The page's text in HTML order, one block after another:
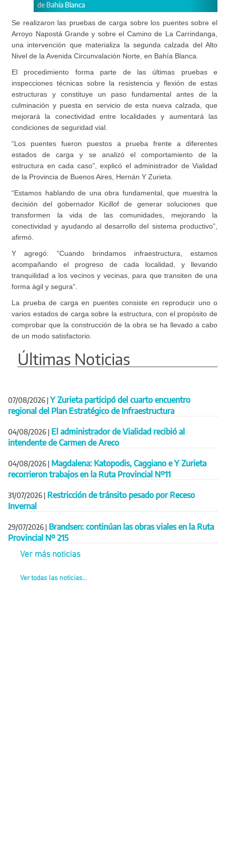
Se realizaron las pruebas de carga sobre los puentes sobre el
Arroyo Napostá Grande y sobre el Camino de La Carrindanga,
una intervención que materializa la segunda calzada del Alto
Nivel de la Avenida Circunvalación Norte, en Bahía Blanca.
El procedimiento forma parte de las últimas pruebas e
inspecciones técnicas sobre la resistencia y flexión de estas
estructuras y constituye un paso fundamental antes de la
culminación y puesta en servicio de esta nueva calzada, que
mejorará la conectividad entre localidades y aumentará las
condiciones de seguridad vial.
“Los puentes fueron puestos a prueba frente a diferentes
estados de carga y se analizó el comportamiento de la
estructura en cada caso”, explicó el administrador de Vialidad
de la Provincia de Buenos Aires, Hernán Y Zurieta.
“Estamos hablando de una obra fundamental, que muestra la
decisión del gobernador Kicillof de generar soluciones que
transformen la vida de las comunidades, mejorando la
conectividad y ayudando al desarrollo del sistema productivo”,
afirmó.
Y agregó: “Cuando brindamos infraestructura, estamos
acompañando el progreso de cada localidad, y llevando
tranquilidad a los vecinos y vecinas, para que transiten de una
forma ágil y segura”.
La prueba de carga en puentes consiste en reproducir uno o
varios estados de carga sobre la estructura, con el propósito de
comprobar que la construcción de la obra se ha llevado a cabo
de un modo satisfactorio.
Últimas Noticias
07/08/2026 | Y Zurieta participó del cuarto encuentro
regional del Plan Estratégico de Infraestructura
04/08/2026 | El administrador de Vialidad recibió al
intendente de Carmen de Areco
04/08/2026 | Magdalena: Katopodis, Caggiano e Y Zurieta
recorrieron trabajos en la Ruta Provincial Nº11
31/07/2026 | Restricción de tránsito pesado por Receso
Invernal
29/07/2026 | Brandsen: continúan las obras viales en la Ruta
Provincial Nº 215
Ver más noticias
Ver todas las noticias...